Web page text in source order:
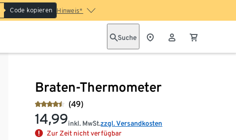
Code kopieren Hinweis*
Suche
Braten-Thermometer
(49)
14,99inkl. MwSt.zzgl. Versandkosten
Zur Zeit nicht verfügbar